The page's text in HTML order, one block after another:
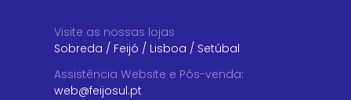
Visite as nossas lojas
Sobreda / Feijó / Lisboa / Setúbal
Assistência Website e Pós-venda:
web@feijosul.pt